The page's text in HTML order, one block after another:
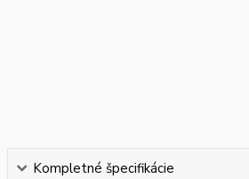
Kompletné špecifikácie